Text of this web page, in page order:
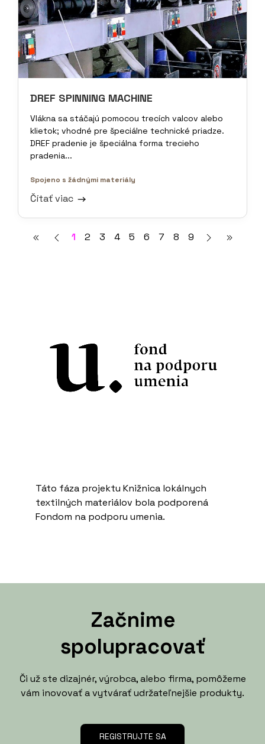
DREF SPINNING MACHINE
Vlákna sa stáčajú pomocou trecích valcov alebo
klietok; vhodné pre špeciálne technické priadze.
DREF pradenie je špeciálna forma trecieho
pradenia...
Spojeno s žádnými materiály
Čítať viac
1 2 3 4 5 6 7 8 9
Táto fáza projektu Knižnica lokálnych
textilných materiálov bola podporená
Fondom na podporu umenia.
Začnime
spolupracovať
Či už ste dizajnér, výrobca, alebo firma, pomôžeme
vám inovovať a vytvárať udržateľnejšie produkty.
REGISTRUJTE SA